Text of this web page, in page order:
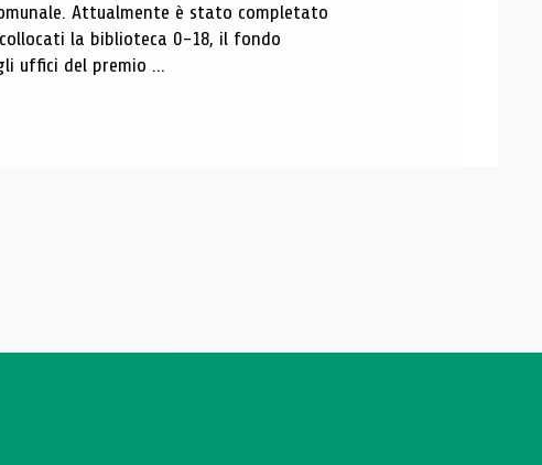
Attualmente è stato completato
la biblioteca 0-18, il fondo
uffici del premio ...